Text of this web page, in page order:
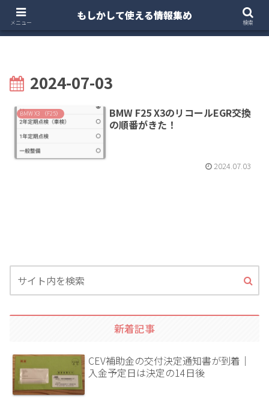
ホーム 注文住宅
2024-07-03
BMW X3 （F25）
BMW F25 X3のリコールEGR交換
の順番がきた！
2024.07.03
新着記事
CEV補助金の交付決定通知書が到着｜
入金予定日は決定の14日後
メニュー
もしかして使える情報集め
検索